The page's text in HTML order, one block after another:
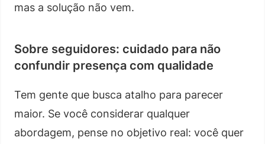
mas a solução não vem.
Sobre seguidores: cuidado para não
confundir presença com qualidade
Tem gente que busca atalho para parecer
maior. Se você considerar qualquer
abordagem, pense no objetivo real: você quer